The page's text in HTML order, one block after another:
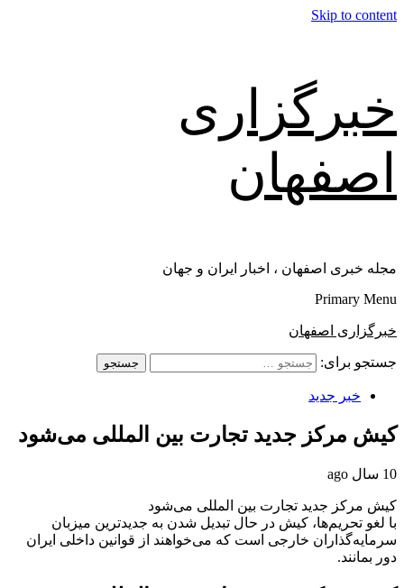
Skip to content
خبرگزاری
اصفهان
مجله خبری اصفهان ، اخبار ایران و جهان
Primary Menu
خبرگزاری اصفهان
جستجو برای:
خبر جدید
کیش مرکز جدید تجارت بین‌ المللی می‌شود
10 سال ago
کیش مرکز جدید تجارت بین‌ المللی می‌شود
با لغو تحریم‌ها، کیش در حال تبدیل شدن به جدیدترین میزبان
سرمایه‌گذاران خارجی است که می‌خواهند از قوانین داخلی ایران
دور بمانند.